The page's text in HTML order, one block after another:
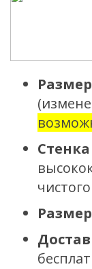
Размер